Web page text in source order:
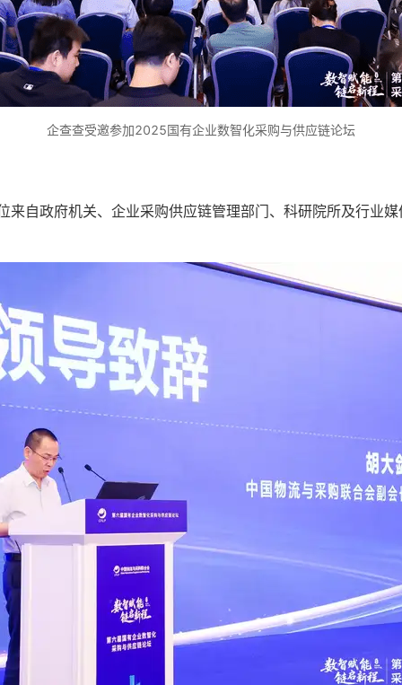
企查查受邀参加2025国有企业数智化采购与供应链论坛
来自政府机关、企业采购供应链管理部门、科研院所及行业